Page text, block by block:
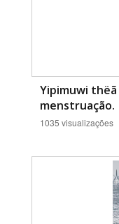
Yipimuwi
menstruação.
1035 visualizações